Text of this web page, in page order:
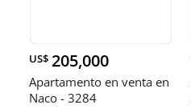
US$ 205,000
Apartamento en venta en
Naco - 3284